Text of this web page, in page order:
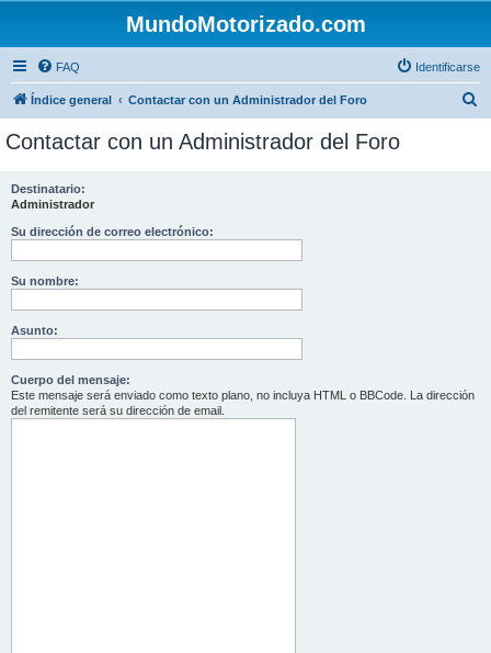
MundoMotorizado.com
FAQ Identificarse
Índice general Contactar con un Administrador del Foro
Contactar con un Administrador del Foro
Destinatario:
Administrador
Su dirección de correo electrónico:
Su nombre:
Asunto:
Cuerpo del mensaje:
Este mensaje será enviado como texto plano, no incluya HTML o BBCode. La dirección
del remitente será su dirección de email.